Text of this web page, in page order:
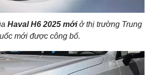
Haval H6 2025 mớiở thị trường Trung
mới được công bố.